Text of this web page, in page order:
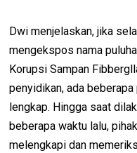
Dwi menjelaskan, jika
mengekspos nama
Korupsi Sampan
penyidikan, ada
lengkap. Hingga saat
beberapa waktu lalu,
melengkapi dan